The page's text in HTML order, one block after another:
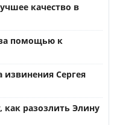
качество в
помощью к
Сергея
как разозлить Элину